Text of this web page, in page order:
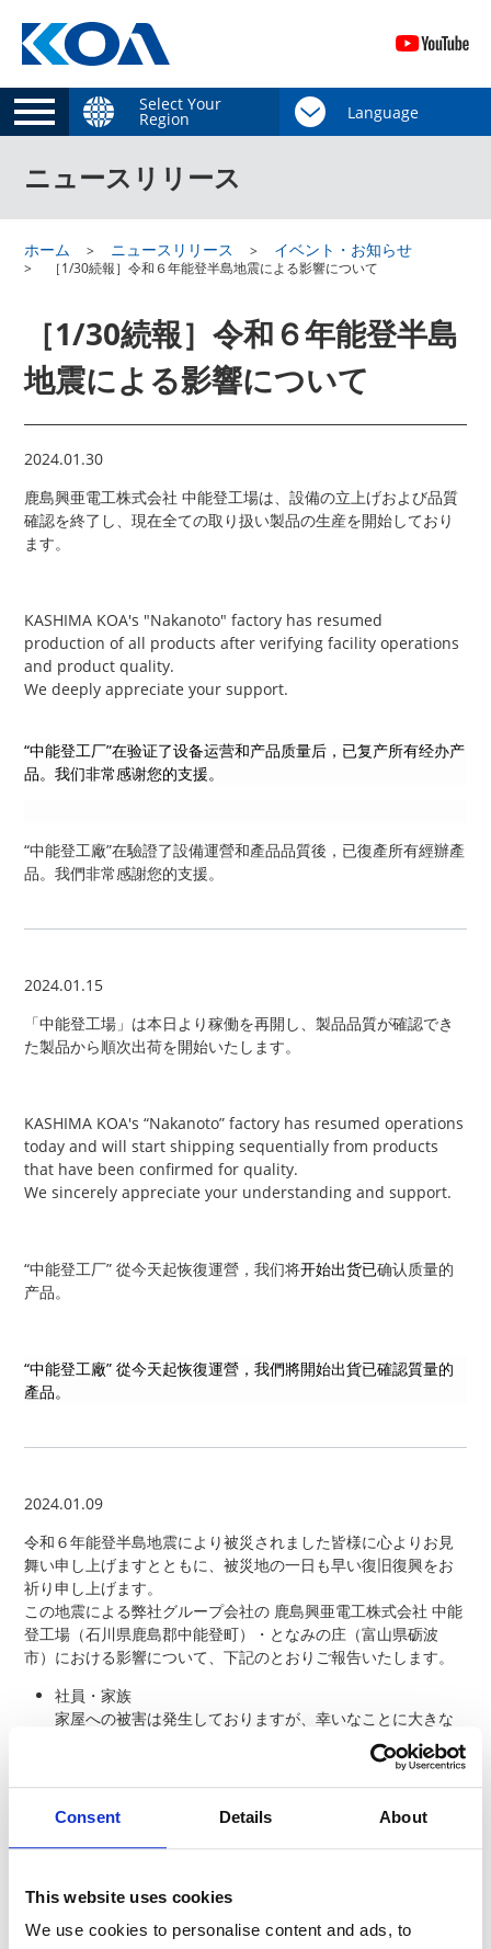
Consent Details About
This website uses cookies
We use cookies to personalise content and ads, to
Select Your
Region
ニュースリリース
ホーム ニュースリリース イベント・お知らせ
［1/30続報］令和６年能登半島地震による影響について
［1/30続報］令和６年能登半島
地震による影響について
2024.01.30
鹿島興亜電工株式会社 中能登工場は、設備の立上げおよび品質
確認を終了し、現在全ての取り扱い製品の生産を開始しており
ます。
KASHIMA KOA's "Nakanoto" factory has resumed
production of all products after verifying facility operations
and product quality.
We deeply appreciate your support.
“中能登工厂”在验证了设备运营和产品质量后，已复产所有经办产
品。我们非常感谢您的支援。
“中能登工廠”在驗證了設備運營和產品品質後，已復產所有經辦產
品。我們非常感謝您的支援。
2024.01.15
「中能登工場」は本日より稼働を再開し、製品品質が確認でき
た製品から順次出荷を開始いたします。
KASHIMA KOA's“Nakanoto” factory has resumed operations
today and will start shipping sequentially from products
that have been confirmed for quality.
We sincerely appreciate your understanding and support.
“中能登工厂” 從今天起恢復運營 ，我们将开始出货已确认质量的
产品。
“中能登工廠” 從今天起恢復運營，我們將開始出貨已確認質量的
產品。
2024.01.09
令和６年能登半島地震により被災されました皆様に心よりお見
舞い申し上げますとともに、被災地の一日も早い復旧復興をお
祈り申し上げます。
この地震による弊社グループ会社の 鹿島興亜電工株式会社 中能
登工場（石川県鹿島郡中能登町）・となみの庄（富山県砺波
市）における影響について、下記のとおりご報告いたします。
社員・家族
家屋への被害は発生しておりますが、幸いなことに大きな
調達・物流
輸送時間の多少の遅れは発生する可能性がありますが、大
「中能登工場」につきましては、建物・設備への大きな被
害はございませんでした。今週は出荷を停止し、